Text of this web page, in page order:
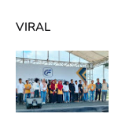
VIRAL